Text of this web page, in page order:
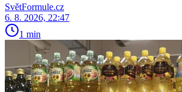
SvětFormule.cz
6. 8. 2026, 22:47
1 min